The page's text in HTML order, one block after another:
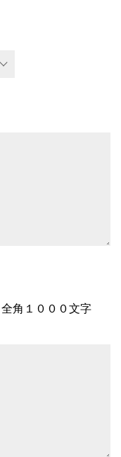
角１０００文字